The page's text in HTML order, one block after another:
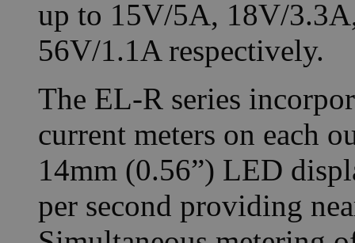
up to 15V/5A, 18V/
56V/1.1A respectively.
The EL-R series
current meters on each
14mm (0.56”) LED
per second providing